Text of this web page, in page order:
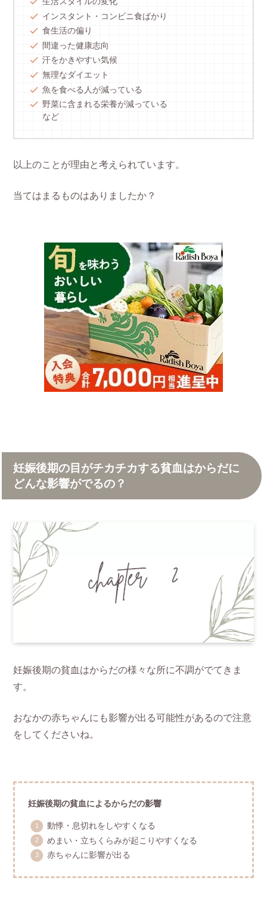
インスタント・コンビニ食ばかり
食生活の偏り
間違った健康志向
汗をかきやすい気候
無理なダイエット
魚を食べる人が減っている
野菜に含まれる栄養が減っている
など
以上のことが理由と考えられています。
当てはまるものはありましたか？
妊娠後期の目がチカチカする貧血はからだに
どんな影響がでるの？
妊娠後期の貧血はからだの様々な所に不調がでてきま
す。
おなかの赤ちゃんにも影響が出る可能性があるので注意
をしてくださいね。
妊娠後期の貧血によるからだの影響
動悸・息切れをしやすくなる
めまい・立ちくらみが起こりやすくなる
赤ちゃんに影響が出る